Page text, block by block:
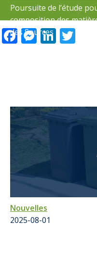
Facebook
Poursuite de l’étude
composition des
des Sources
Nouvelles
2025-08-01